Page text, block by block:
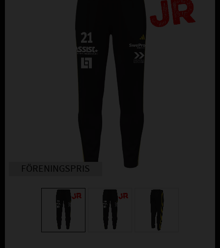
FÖRENINGSPRIS